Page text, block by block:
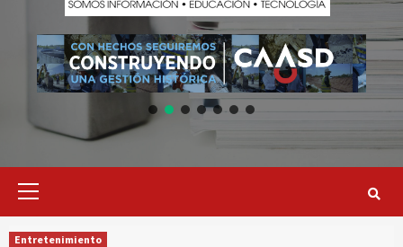
Primary
Entretenimiento